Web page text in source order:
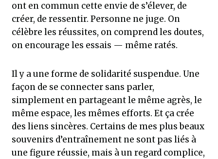
ont en commun cette envie de s’élever, de
créer, de ressentir. Personne ne juge. On
célèbre les réussites, on comprend les doutes,
on encourage les essais — même ratés.
Il y a une forme de solidarité suspendue. Une
façon de se connecter sans parler,
simplement en partageant le même agrès, le
même espace, les mêmes efforts. Et ça crée
des liens sincères. Certains de mes plus beaux
souvenirs d’entraînement ne sont pas liés à
une figure réussie, mais à un regard complice,